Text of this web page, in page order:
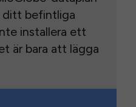
ditt befintliga
installera ett
är bara att lägga